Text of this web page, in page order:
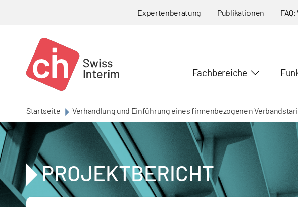
Expertenberatung Publikationen
Fachbereiche
Startseite Verhandlung und Einführung eines firmenbezogenen
PROJEKTBERICHT